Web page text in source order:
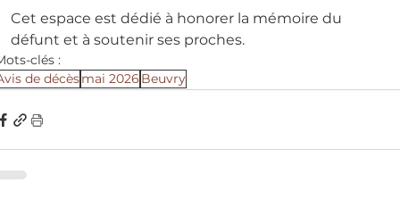
Cet espace est dédié à honorer la mémoire du
défunt et à soutenir ses proches.
clés :
de décèsmai 2026 Beuvry